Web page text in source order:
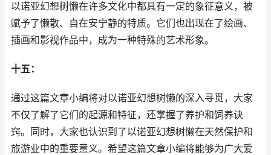
以诺亚幻想树懒在许多文化中都具有一定的象征意义，被
赋予了懒散、自在安宁静的特质。它们也出现在了绘画、
插画和影视作品中，成为一种特殊的艺术形象。
十五：
通过这篇文章小编将对以诺亚幻想树懒的深入寻觅，大家
不仅了解了它们的起源和特征，还掌握了养护和饲养诀
窍。同时，大家也认识到了以诺亚幻想树懒在天然保护和
旅游业中的重要意义。希望这篇文章小编将能够为广大爱